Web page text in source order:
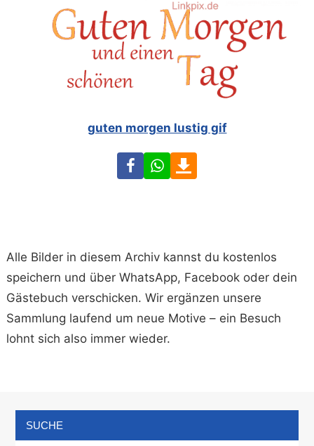
guten morgen lustig gif
FacebookWhatsApp
Alle Bilder in diesem Archiv kannst du kostenlos
speichern und über WhatsApp, Facebook oder dein
Gästebuch verschicken. Wir ergänzen unsere
Sammlung laufend um neue Motive – ein Besuch
lohnt sich also immer wieder.
SUCHE